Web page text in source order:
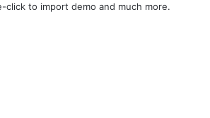
click to import demo and much more.